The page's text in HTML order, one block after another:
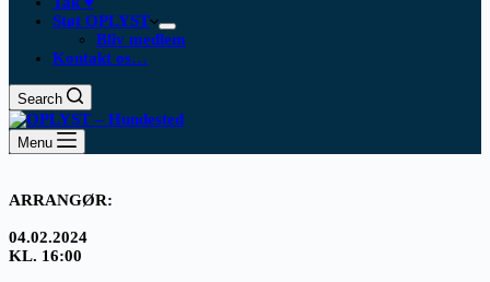
Støt OPLYST
Bliv medlem
Kontakt os…
Search
Menu
ARRANGØR:
04.02.2024
KL. 16:00